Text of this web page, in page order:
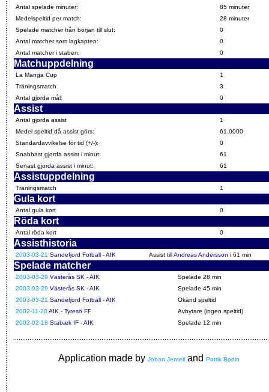
Antal spelade minuter:
85 minuter
Medelspeltid per match:
28 minuter
Spelade matcher från början till slut:
0
Antal matcher som lagkapten:
0
Antal matcher i staben:
0
Matchuppdelning
La Manga Cup
1
Träningsmatch
3
Antal gjorda mål:
0
Assist
Antal gjorda assist
1
Medel speltid då assist görs:
61.0000
Standardavvikelse för tid (+/-):
0
Snabbast gjorda assist i minut:
61
Senast gjorda assist i minut:
61
Assistuppdelning
Träningsmatch 1
Gula kort
Antal gula kort 0
Röda kort
Antal röda kort 0
Assisthistoria
2003-03-21 Sandefjord Fotball - AIK Assist tillAndreas Andersson i 61 min
Spelade matcher
2003-03-29 Västerås SK - AIK
Spelade 28 min
2003-03-29 Västerås SK - AIK
Spelade 45 min
2003-03-21 Sandefjord Fotball - AIK
Okänd speltid
2002-11-20AIK - Tyresö FF
Avbytare (ingen speltid)
2002-02-18 Stabæk IF - AIK Spelade 12 min
Application made by Johan Jentell and Patrik Bodin